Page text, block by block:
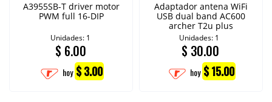
A3955SB-T driver motor
PWM full 16-DIP
Unidades: 1
$ 6.00
hoy $ 3.00
Adaptador antena WiFi
USB dual band AC600
archer T2u plus
Unidades: 1
$ 30.00
hoy $ 15.00